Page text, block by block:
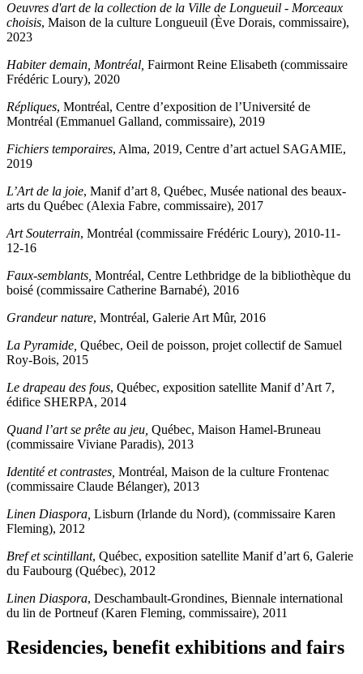
Oeuvres d'art de la collection de la Ville de Longueuil - Morceaux
choisis, Maison de la culture Longueuil (Ève Dorais, commissaire),
2023
Habiter demain, Montréal, Fairmont Reine Elisabeth (commissaire
Frédéric Loury), 2020
Répliques, Montréal, Centre d’exposition de l’Université de
Montréal (Emmanuel Galland, commissaire), 2019
Fichiers temporaires, Alma, 2019, Centre d’art actuel SAGAMIE,
2019
L’Art de la joie, Manif d’art 8, Québec, Musée national des beaux-
arts du Québec (Alexia Fabre, commissaire), 2017
Art Souterrain, Montréal (commissaire Frédéric Loury), 2010-11-
12-16
Faux-semblants, Montréal, Centre Lethbridge de la bibliothèque du
boisé (commissaire Catherine Barnabé), 2016
Grandeur nature, Montréal, Galerie Art Mûr, 2016
La Pyramide, Québec, Oeil de poisson, projet collectif de Samuel
Roy-Bois, 2015
Le drapeau des fous, Québec, exposition satellite Manif d’Art 7,
édifice SHERPA, 2014
Quand l’art se prête au jeu, Québec, Maison Hamel-Bruneau
(commissaire Viviane Paradis), 2013
Identité et contrastes, Montréal, Maison de la culture Frontenac
(commissaire Claude Bélanger), 2013
Linen Diaspora, Lisburn (Irlande du Nord), (commissaire Karen
Fleming), 2012
Bref et scintillant, Québec, exposition satellite Manif d’art 6, Galerie
du Faubourg (Québec), 2012
Linen Diaspora, Deschambault-Grondines, Biennale international
du lin de Portneuf (Karen Fleming, commissaire), 2011
Residencies, benefit exhibitions and fairs